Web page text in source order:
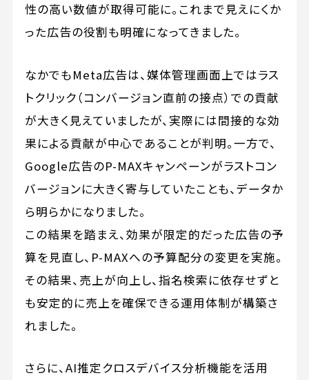
性の高い数値が取得可能に。これまで見えにくか
った広告の役割も明確になってきました。
なかでもMeta広告は、媒体管理画面上ではラス
トクリック（コンバージョン直前の接点）での貢献
が大きく見えていましたが、実際には間接的な効
果による貢献が中心であることが判明。一方で、
Google広告のP-MAXキャンペーンがラストコン
バージョンに大きく寄与していたことも、データか
ら明らかになりました。
この結果を踏まえ、効果が限定的だった広告の予
算を見直し、P-MAXへの予算配分の変更を実施。
その結果、売上が向上し、指名検索に依存せずと
も安定的に売上を確保できる運用体制が構築さ
れました。
さらに、AI推定クロスデバイス分析機能を活用